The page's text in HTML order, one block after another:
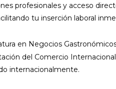
profesionales y acceso
tu inserción laboral
en Negocios
del Comercio
internacionalmente.